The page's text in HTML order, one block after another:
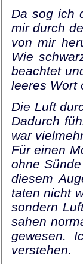
Da sog ich
mir durch
von mir
Wie
be­achtet
leeres Wort
Die Luft
Dadurch
war
Für einen
ohne
diesem
taten nicht
sondern
sahen
gewesen.
verstehen.